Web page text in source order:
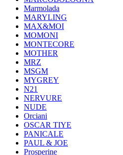
Marmolada
MARYLING
MAX&MOI
MOMONI
MONTECORE
MOTHER
MRZ
MSGM
MYGREY
N21
NERVURE
NUDE
Orciani
OSCAR TIYE
PANICALE
PAUL & JOE
Prosperine